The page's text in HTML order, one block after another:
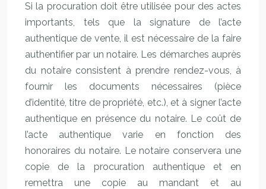
Si la procuration doit être utilisée pour des actes
importants, tels que la signature de l’acte
authentique de vente, il est nécessaire de la faire
authentifier par un notaire. Les démarches auprès
du notaire consistent à prendre rendez-vous, à
fournir les documents nécessaires (pièce
d’identité, titre de propriété, etc.), et à signer l’acte
authentique en présence du notaire. Le coût de
l’acte authentique varie en fonction des
honoraires du notaire. Le notaire conservera une
copie de la procuration authentique et en
remettra une copie au mandant et au